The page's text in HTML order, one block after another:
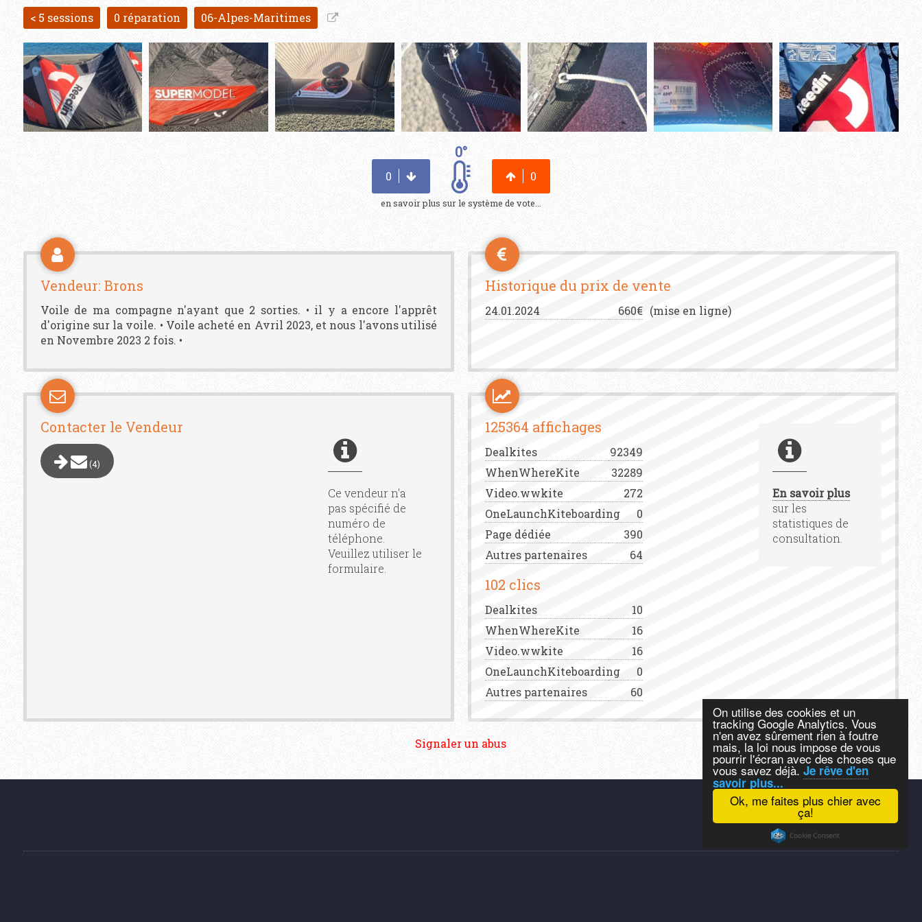
Ok, me faites plus chier avec
ça!
On utilise des cookies et un
tracking Google Analytics. Vous
n'en avez sûrement rien à foutre
mais, la loi nous impose de vous
pourrir l'écran avec des choses que
vous savez déjà. Je rêve d'en
savoir plus...
< 5 sessions 0 réparation 06-Alpes-Maritimes
0
0°
0
en savoir plus sur le système de vote...
Vendeur: Brons
Voile de ma compagne n'ayant que 2 sorties. • il y a encore l'apprêt
d'origine sur la voile. • Voile acheté en Avril 2023, et nous l'avons utilisé
en Novembre 2023 2 fois. •
Historique du prix de vente
24.01.2024 660€ (mise en ligne)
Contacter le Vendeur
(4)
Ce vendeur n'a
pas spécifié de
numéro de
téléphone.
Veuillez utiliser le
formulaire.
125364 affichages
Dealkites
92349
WhenWhereKite
32289
Video.wwkite
272
OneLaunchKiteboarding
0
Page dédiée
390
Autres partenaires
64
102 clics
Dealkites
10
WhenWhereKite
16
Video.wwkite
16
OneLaunchKiteboarding
0
Autres partenaires
60
En savoir plus
sur les
statistiques de
consultation.
Signaler un abus